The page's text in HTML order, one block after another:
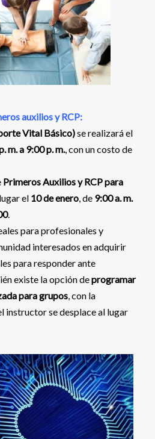
auxilios y RCP:
Vital Básico)se realizará el
m. a 9:00 p. m., con un costo de
Primeros Auxilios y RCP para
el 10 de enero, de 9:00 a. m.
.
para profesionales y
interesados en adquirir
para responder ante
existe la opción deprogramar
para grupos, con la
instructor se desplace al lugar